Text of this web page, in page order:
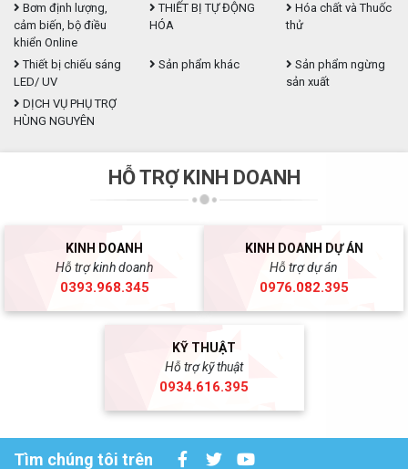
Bơm định lượng,
cảm biến, bộ điều
khiển Online
THIẾT BỊ TỰ ĐỘNG
HÓA
Hóa chất và Thuốc
thử
Thiết bị chiếu sáng
LED/ UV
Sản phẩm khác
Sản phẩm ngừng
sản xuất
DỊCH VỤ PHỤ TRỢ
HÙNG NGUYÊN
HỖ TRỢ KINH DOANH
KINH DOANH
Hỗ trợ kinh doanh
0393.968.345
KINH DOANH DỰ ÁN
Hỗ trợ dự án
0976.082.395
KỸ THUẬT
Hỗ trợ kỹ thuật
0934.616.395
Tìm chúng tôi trên